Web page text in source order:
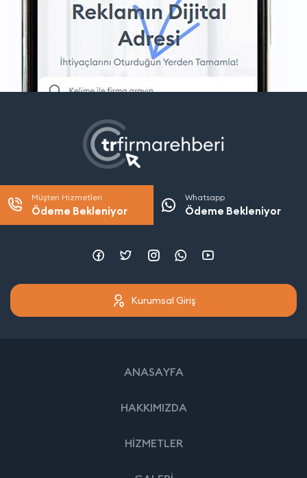
Müşteri Hizmetleri
Ödeme Bekleniyor
Whatsapp
Ödeme Bekleniyor
Kurumsal Giriş
ANASAYFA
HAKKIMIZDA
HİZMETLER